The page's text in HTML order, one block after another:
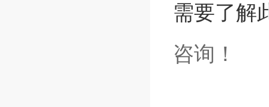
需要了解
咨询 ！